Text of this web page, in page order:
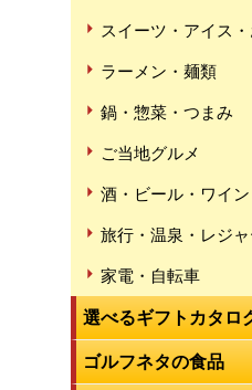
スイーツ・アイス
ラーメン・麺類
鍋・惣菜・つまみ
ご当地グルメ
酒・ビール・ワイン
旅行・温泉・レジャ
家電・自転車
選べるギフトカタロ
ゴルフネタの食品